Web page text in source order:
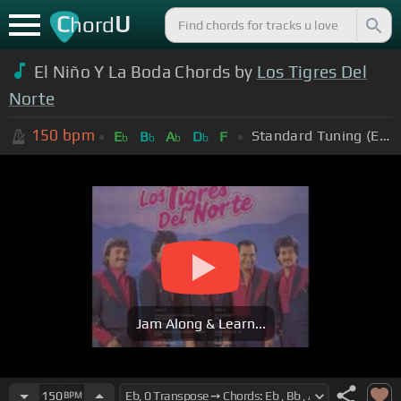
ChordU
El Niño Y La Boda Chords by Los Tigres Del
Norte
150 bpm Eb Bb Ab Db F Standard Tuning (EADGBE)
Jam Along & Learn...
150BPM